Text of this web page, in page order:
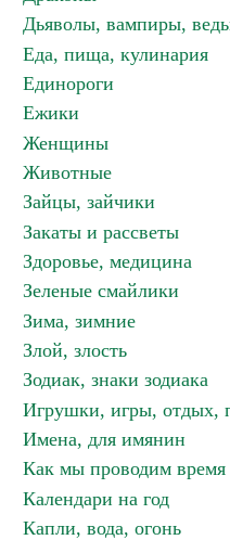
Дьяволы, вампиры,
Еда, пища, кулинария
Единороги
Ежики
Женщины
Животные
Зайцы, зайчики
Закаты и рассветы
Здоровье, медицина
Зеленые смайлики
Зима, зимние
Злой, злость
Зодиак, знаки зодиака
Игрушки, игры, отдых,
Имена, для имянин
Как мы проводим время
Календари на год
Капли, вода, огонь